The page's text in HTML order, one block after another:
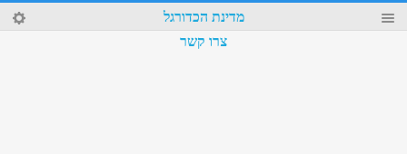
42
מדינת הכדורגל
צרו קשר
4